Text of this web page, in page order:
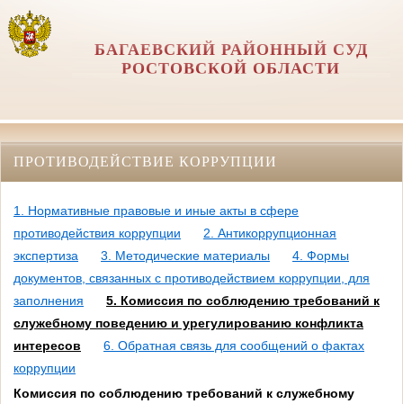
БАГАЕВСКИЙ РАЙОННЫЙ СУД
РОСТОВСКОЙ ОБЛАСТИ
ПРОТИВОДЕЙСТВИЕ КОРРУПЦИИ
1. Нормативные правовые и иные акты в сфере
противодействия коррупции
2. Антикоррупционная
экспертиза
3. Методические материалы
4. Формы
документов, связанных с противодействием коррупции, для
заполнения
5. Комиссия по соблюдению требований к
служебному поведению и урегулированию конфликта
интересов
6. Обратная связь для сообщений о фактах
коррупции
Комиссия по соблюдению требований к служебному